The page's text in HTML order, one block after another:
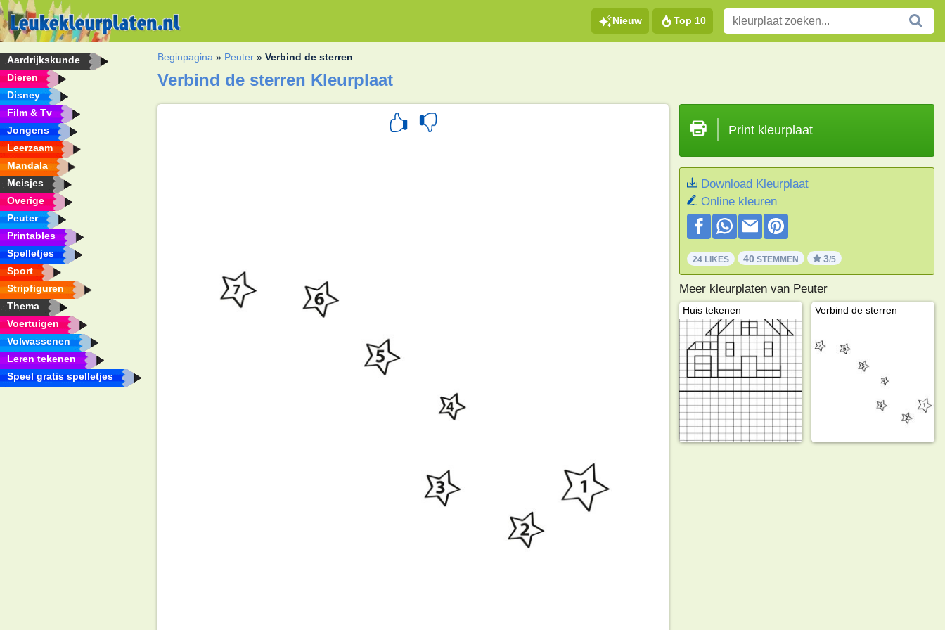
Nieuw Top 10
Aardrijkskunde
Dieren
Disney
Film & Tv
Jongens
Leerzaam
Mandala
Meisjes
Overige
Peuter
Printables
Spelletjes
Sport
Stripfiguren
Thema
Voertuigen
Volwassenen
Leren tekenen
Speel gratis spelletjes
Beginpagina » Peuter »Verbind de sterren
Verbind de sterren Kleurplaat
Print kleurplaat
Download Kleurplaat
Online kleuren
24 LIKES 40 STEMMEN 3/5
Meer kleurplaten van Peuter
Huis tekenen Verbind de sterren